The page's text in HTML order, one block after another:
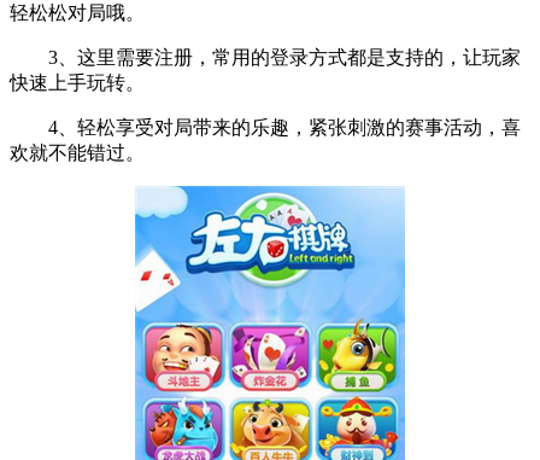
轻松松对局哦。
3、这里需要注册，常用的登录方式都是支持的，让玩家
快速上手玩转。
4、轻松享受对局带来的乐趣，紧张刺激的赛事活动，喜
欢就不能错过。